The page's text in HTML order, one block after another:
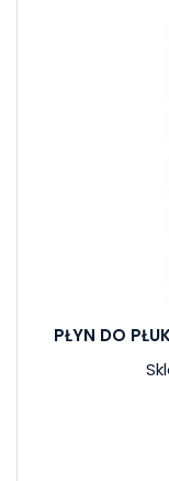
PŁYN DO